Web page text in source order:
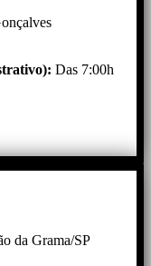
Das 7:00h
da Grama/SP